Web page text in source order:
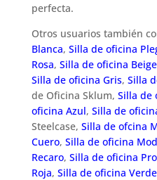
perfecta.
Otros usuarios también
Blanca, Silla de oficina
Rosa, Silla de oficina Beige
Silla de oficina Gris, Silla
de Oficina Sklum, Silla de
oficina Azul, Silla de
Steelcase, Silla de ofcina
Cuero, Silla de oficina
Recaro, Silla de oficina
Roja, Silla de oficina Verde